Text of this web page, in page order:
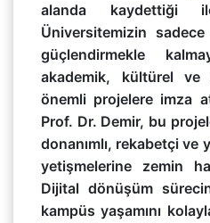
alanda kaydettiği
Üniversitemizin sadece
güçlendirmekle
akademik, kültürel
önemli projelere imza
Prof. Dr. Demir, bu
donanımlı, rekabetçi
yetişmelerine zemin
Dijital dönüşüm
kampüs yaşamını